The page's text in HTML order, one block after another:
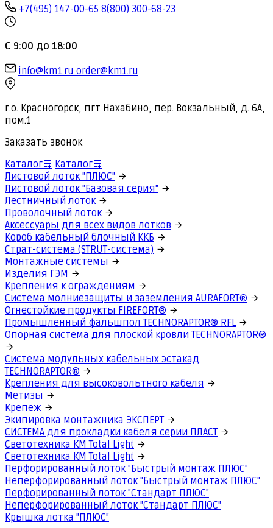
+7(495) 147-00-65 8(800) 300-68-23
С 9:00 до 18:00
info@km1.ru order@km1.ru
г.о. Красногорск, пгт Нахабино, пер. Вокзальный, д. 6А,
пом.1
Заказать звонок
Каталог
Каталог
Листовой лоток "ПЛЮС"
Листовой лоток "Базовая серия"
Лестничный лоток
Проволочный лоток
Аксессуары для всех видов лотков
Короб кабельный блочный ККБ
Страт-система (STRUT-система)
Монтажные системы
Изделия ГЭМ
Крепления к ограждениям
Система молниезащиты и заземления AURAFORT®
Огнестойкие продукты FIREFORT®
Промышленный фальшпол TECHNORAPTOR® RFL
Опорная система для плоской кровли TECHNORAPTOR®
Система модульных кабельных эстакад
TECHNORAPTOR®
Крепления для высоковольтного кабеля
Метизы
Крепеж
Экипировка монтажника ЭКСПЕРТ
СИСТЕМА для прокладки кабеля серии ПЛАСТ
Светотехника КМ Total Light
Светотехника КМ Total Light
Перфорированный лоток "Быстрый монтаж ПЛЮС"
Неперфорированный лоток "Быстрый монтаж ПЛЮС"
Перфорированный лоток "Стандарт ПЛЮС"
Неперфорированный лоток "Стандарт ПЛЮС"
Крышка лотка "ПЛЮС"